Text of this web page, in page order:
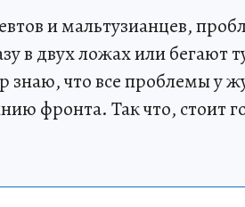
и мальтузианцев,
в двух ложах или бегают
знаю, что все проблемы у
фронта. Так что, стоит